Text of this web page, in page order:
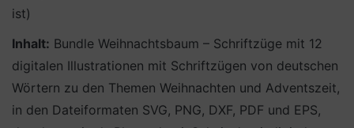
ist)
Inhalt: Bundle Weihnachtsbaum – Schriftzüge mit 12
digitalen Illustrationen mit Schriftzügen von deutschen
Wörtern zu den Themen Weihnachten und Adventszeit,
in den Dateiformaten SVG, PNG, DXF, PDF und EPS,